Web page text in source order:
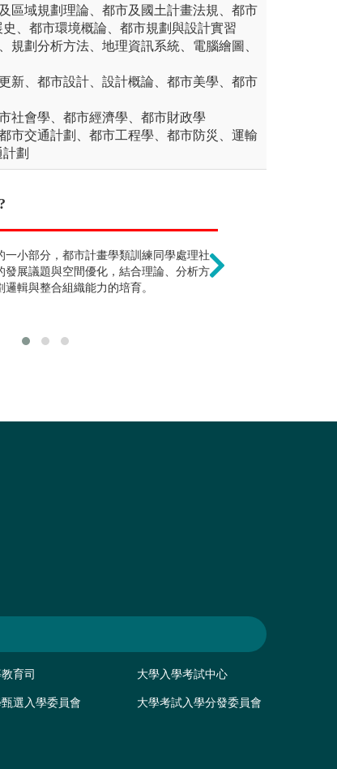
區域規劃理論、都市及國土計畫法規、都市
、都市環境概論、都市規劃與設計實習
規劃分析方法、地理資訊系統、電腦繪圖、
新、都市設計、設計概論、都市美學、都市
社會學、都市經濟學、都市財政學
市交通計劃、都市工程學、都市防災、運輸
劃
設計，從小尺度的社區公園到中
公園、國土計畫。植栽的設計與
計最主要應用的元素即為植栽與
需要二手資料分析、環
眼界與知識才是最好的
一小部分，都市計畫學類訓練同學處理社
發展議題與空間優化，結合理論、分析方
輯與整合組織能力的培育。
育司 大學入學考試中心
選入學委員會 大學考試入學分發委員會